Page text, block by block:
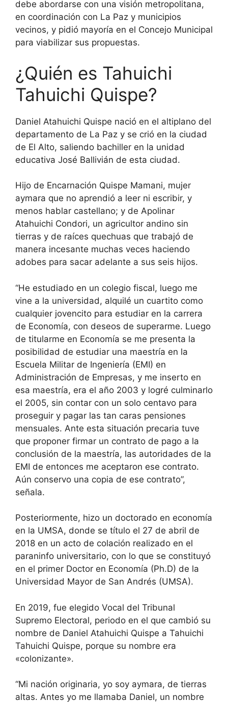
debe abordarse con una visión metropolitana,
en coordinación con La Paz y municipios
vecinos, y pidió mayoría en el Concejo Municipal
para viabilizar sus propuestas.
¿Quién es Tahuichi
Tahuichi Quispe?
Daniel Atahuichi Quispe nació en el altiplano del
departamento de La Paz y se crió en la ciudad
de El Alto, saliendo bachiller en la unidad
educativa José Ballivián de esta ciudad.
Hijo de Encarnación Quispe Mamani, mujer
aymara que no aprendió a leer ni escribir, y
menos hablar castellano; y de Apolinar
Atahuichi Condori, un agricultor andino sin
tierras y de raíces quechuas que trabajó de
manera incesante muchas veces haciendo
adobes para sacar adelante a sus seis hijos.
“He estudiado en un colegio fiscal, luego me
vine a la universidad, alquilé un cuartito como
cualquier jovencito para estudiar en la carrera
de Economía, con deseos de superarme. Luego
de titularme en Economía se me presenta la
posibilidad de estudiar una maestría en la
Escuela Militar de Ingeniería (EMI) en
Administración de Empresas, y me inserto en
esa maestría, era el año 2003 y logré culminarlo
el 2005, sin contar con un solo centavo para
proseguir y pagar las tan caras pensiones
mensuales. Ante esta situación precaria tuve
que proponer firmar un contrato de pago a la
conclusión de la maestría, las autoridades de la
EMI de entonces me aceptaron ese contrato.
Aún conservo una copia de ese contrato”,
señala.
Posteriormente, hizo un doctorado en economía
en la UMSA, donde se título el 27 de abril de
2018 en un acto de colación realizado en el
paraninfo universitario, con lo que se constituyó
en el primer Doctor en Economía (Ph.D) de la
Universidad Mayor de San Andrés (UMSA).
En 2019, fue elegido Vocal del Tribunal
Supremo Electoral, periodo en el que cambió su
nombre de Daniel Atahuichi Quispe a Tahuichi
Tahuichi Quispe, porque su nombre era
«colonizante».
“Mi nación originaria, yo soy aymara, de tierras
altas. Antes yo me llamaba Daniel, un nombre